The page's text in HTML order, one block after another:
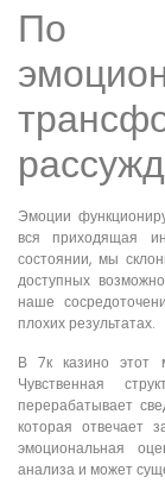
По
Эмоции
вся приходящая
состоянии, мы
доступных
наше
плохих результатах.
В 7к казино этот
Чувственная
перерабатывает
которая отвечает
эмоциональная
анализа и может